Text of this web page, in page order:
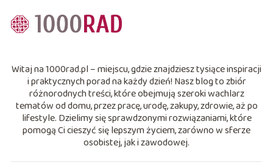
Witaj na 1000rad.pl – miejscu, gdzie znajdziesz tysiące inspiracji
i praktycznych porad na każdy dzień! Nasz blog to zbiór
różnorodnych treści, które obejmują szeroki wachlarz
tematów od domu, przez pracę, urodę, zakupy, zdrowie, aż po
lifestyle. Dzielimy się sprawdzonymi rozwiązaniami, które
pomogą Ci cieszyć się lepszym życiem, zarówno w sferze
osobistej, jak i zawodowej.